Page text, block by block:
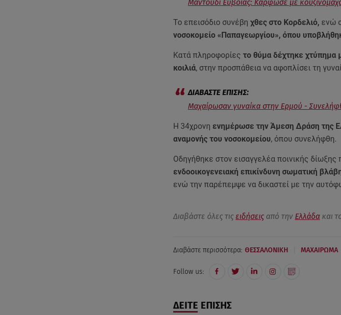
Μαντούδι Ευβοίας: Kάρφωσε με
Το επεισόδιο συνέβη χθες στο Κορδελιό, ενώ
νοσοκομείο «Παπαγεωργίου», όπου
Κατά πληροφορίες το θύμα δέχτηκε χτύπημα
κοιλιά, στην προσπάθεια να αφοπλίσει τη
Μαχαίρωσαν γυναίκα στην Ερμού -
Η 34χρονη ενημέρωσε την Άμεση Δράση της
αναμονής του νοσοκομείου, όπου συνελήφθη.
Οδηγήθηκε στον εισαγγελέα ποινικής δίωξης
ενδοοικογενειακή επικίνδυνη σωματική
ενώ την παρέπεμψε να δικαστεί με την
Διαβάστε όλες τις ειδήσειςαπό την Ελλάδακαι
Διαβάστε περισσότερα: ΘΕΣΣΑΛΟΝΙΚΗ ΜΑΧΑΙΡΩΜΑ
Follow us:
ΔΕΙΤΕ ΕΠΙΣΗΣ